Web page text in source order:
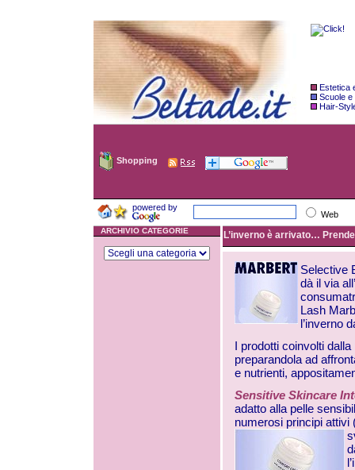
Estetica
Scuole e
Hair-
Shopping
powered by
Web
ARCHIVIO CATEGORIE L’inverno è arrivato…
Selective
dà il via
Lash
l’inverno
I prodotti coinvolti
preparandola ad
e nutrienti,
Sensitive Skincare
adatto alla pelle
numerosi principi attivi